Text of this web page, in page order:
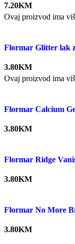
7.20KM
Ovaj proizvod ima
Flormar Glitter lak
3.80KM
Ovaj proizvod ima
Flormar Calcium
3.80KM
Flormar Ridge
3.80KM
Flormar No More
3.80KM